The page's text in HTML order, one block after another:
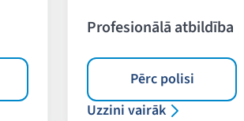
Profesionālā atbildība
Pērc polisi
Uzzini vairāk